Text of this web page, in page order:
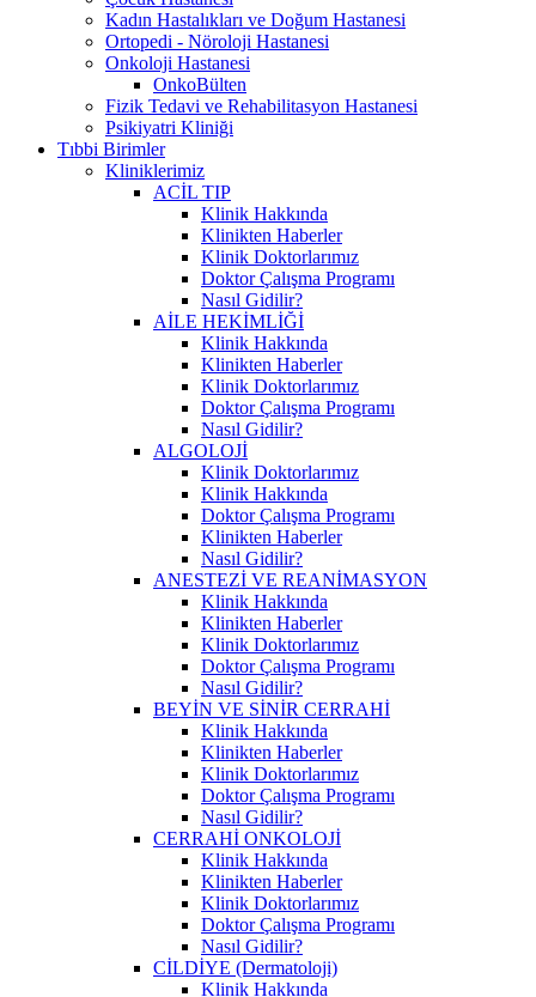
Kadın Hastalıkları ve Doğum Hastanesi
Ortopedi - Nöroloji Hastanesi
Onkoloji Hastanesi
OnkoBülten
Fizik Tedavi ve Rehabilitasyon Hastanesi
Psikiyatri Kliniği
Tıbbi Birimler
Kliniklerimiz
ACİL TIP
Klinik Hakkında
Klinikten Haberler
Klinik Doktorlarımız
Doktor Çalışma Programı
Nasıl Gidilir?
AİLE HEKİMLİĞİ
Klinik Hakkında
Klinikten Haberler
Klinik Doktorlarımız
Doktor Çalışma Programı
Nasıl Gidilir?
ALGOLOJİ
Klinik Doktorlarımız
Klinik Hakkında
Doktor Çalışma Programı
Klinikten Haberler
Nasıl Gidilir?
ANESTEZİ VE REANİMASYON
Klinik Hakkında
Klinikten Haberler
Klinik Doktorlarımız
Doktor Çalışma Programı
Nasıl Gidilir?
BEYİN VE SİNİR CERRAHİ
Klinik Hakkında
Klinikten Haberler
Klinik Doktorlarımız
Doktor Çalışma Programı
Nasıl Gidilir?
CERRAHİ ONKOLOJİ
Klinik Hakkında
Klinikten Haberler
Klinik Doktorlarımız
Doktor Çalışma Programı
Nasıl Gidilir?
CİLDİYE (Dermatoloji)
Klinik Hakkında